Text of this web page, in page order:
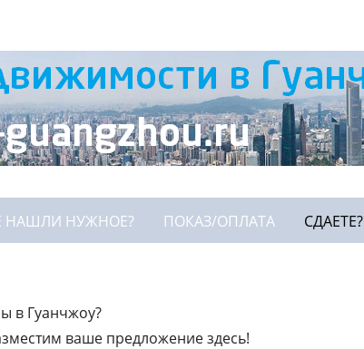
НАШЛИ НУЖНОЕ? ПОКАЗ/ОПЛАТА СДАЕТЕ?
в Гуанчжоу?
ваше предложение здесь!